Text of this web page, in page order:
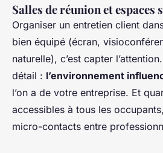
Salles de réunion et espaces
Organiser un entretien client
bien équipé (écran,
naturelle), c’est capter
détail : l’environnement
l’on a de votre entreprise. Et
accessibles à tous les
micro-contacts entre